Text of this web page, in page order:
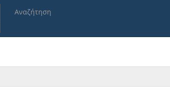
Αναζήτηση
λόγοι [1898]
και η εν γένει δράσις του [1912-03-05]
Κανάρης : ποίημα εις επτά άσματα - Αθήνα:
εορτή [1910-05-10]
εκ του Ιονίου Πελάγους - Αργοστόλι:
Κυβέρνησιν της Ελλάδος ... Υπόμνημα
Ζακυνθίους φιλόμουσους μαθητάς [1896-08]